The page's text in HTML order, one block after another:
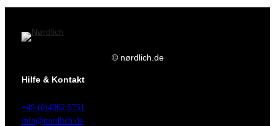
© nørdlich.de
Hilfe & Kontakt
+49 (0)4362 5751
info@nordlich.de